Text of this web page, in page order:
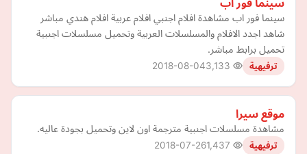
سينما فور اب
سينما فور اب مشاهدة افلام اجنبي افلام عربية افلام هندي مباشر
شاهد اجدد الافلام والمسلسلات العربية وتحميل مسلسلات اجنبية
تحميل برابط مباشر.
ترفيهية 2018-08-04
موقع سيرا
مشاهدة مسلسلات اجنبية مترجمة اون لاين وتحميل بجودة عاليه.
ترفيهية 2018-07-26